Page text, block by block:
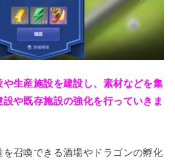
や生産施設を建設し、素材などを集
や既存施設の強化を行っていきま
を召喚できる酒場やドラゴンの孵化